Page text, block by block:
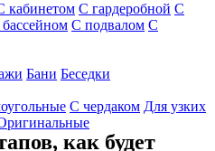
кабинетом С гардеробной С
С подвалом С
Бани Беседки
С чердаком Для узких
как будет